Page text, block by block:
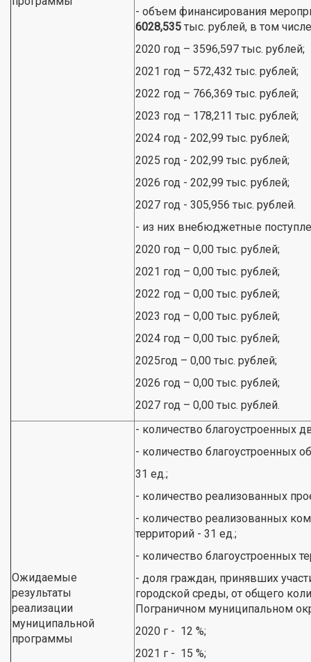
- объем финансирования
6028,535 тыс. рублей, в том
2020 год – 3596,597 тыс. рублей;
2021 год – 572,432 тыс. рублей;
2022 год – 766,369 тыс. рублей;
2023 год – 178,211 тыс. рублей;
2024 год - 202,99 тыс. рублей;
2025 год - 202,99 тыс. рублей;
2026 год - 202,99 тыс. рублей;
2027 год - 305,956 тыс. рублей.
- из них внебюджетные
2020 год – 0,00 тыс. рублей;
2021 год – 0,00 тыс. рублей;
2022 год – 0,00 тыс. рублей;
2023 год – 0,00 тыс. рублей;
2024 год – 0,00 тыс. рублей;
2025год – 0,00 тыс. рублей;
2026 год – 0,00 тыс. рублей;
2027 год – 0,00 тыс. рублей.
Ожидаемые
результаты
реализации
муниципальной
программы
- количество благоустроенных
- количество благоустроенных
31 ед.;
- количество реализованных
- количество реализованных
территорий - 31 ед.;
- количество благоустроенных
- доля граждан, принявших
городской среды, от общего
Пограничном муниципальном
2020 г - 12 %;
2021 г - 15 %;